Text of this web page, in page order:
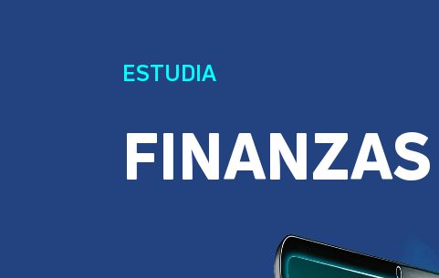
ESTUDIA
FINANZAS